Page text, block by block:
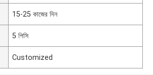
15-25 কাজের দিন
5 পিসি
Customized